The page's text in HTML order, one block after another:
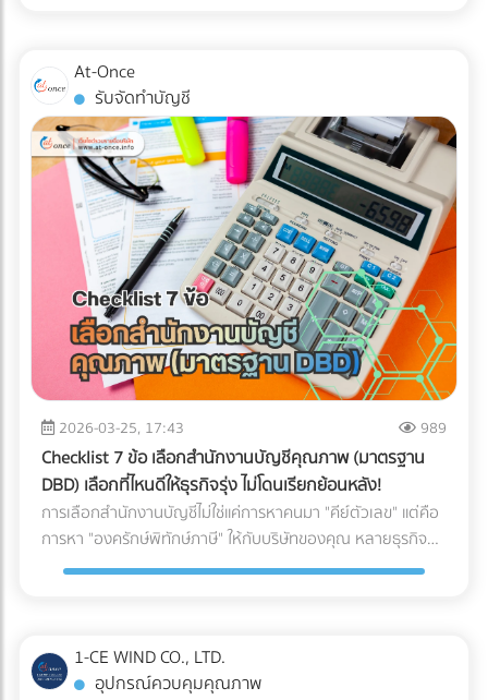
ว่าข้อมูลทุกเส้นทางเงินถูกส่งเข้าระบบอย่างถูกต้อง 100% 3.
ยกระดับบทบาทสู่ "Virtual CFO" (ที่ปรึกษาทางการเงินส่วนตัว)
บทบาทของนักบัญชีในปี 2026 ไม่ได้จบแค่การปิดงบ แต่คนเก่งๆ
จะนำ Data มาวิเคราะห์เพื่อวางแผนกลยุทธ์ ไม่ว่าจะเป็นการหา
ช่องทางใช้สิทธิประโยชน์ทางภาษีอย่างถูกต้อง การประเมินผลกระ
ทบจากภาษีคาร์บอน (Carbon Tax) ไปจนถึงการจัดทำงบการเงิน
ให้พร้อมสำหรับการสเกลธุรกิจ บทสรุป: AI ไม่ได้ถูกสร้างมาเพื่อ
จับผิดคนทำถูก แต่สร้างมาเพื่อหา "ความย้อนแย้งของ Data"
ดังนั้น ตราบใดที่งบการเงินและเอกสารทางภาษีของคุณ
สอดคล้องกับความเป็นจริง AI ของสรรพากรก็ไม่ใช่เรื่องที่น่า
กลัวแต่อย่างใด ไม่แพ้คู่แข่ง ไม่พลาดเรื่องภาษี!
At-Once
รับจัดทำบัญชี
2026-03-25, 17:43 989
Checklist 7 ข้อ เลือกสำนักงานบัญชีคุณภาพ (มาตรฐาน
DBD) เลือกที่ไหนดีให้ธุรกิจรุ่ง ไม่โดนเรียกย้อนหลัง!
การเลือกสำนักงานบัญชีไม่ใช่แค่การหาคนมา "คีย์ตัวเลข" แต่คือ
การหา "องครักษ์พิทักษ์ภาษี" ให้กับบริษัทของคุณ หลายธุรกิจ
ต้องปิดตัวลงหรือเสียกำไรมหาศาลเพียงเพราะการจัดการบัญชีที่
คุ้มค่าและปลอดภัยที่สุด
1-CE WIND CO., LTD.
อุปกรณ์ควบคุมคุณภาพ